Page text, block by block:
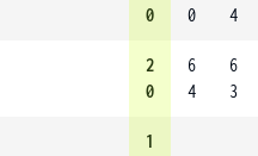
0
0
4
2
0
6
4
6
3
1